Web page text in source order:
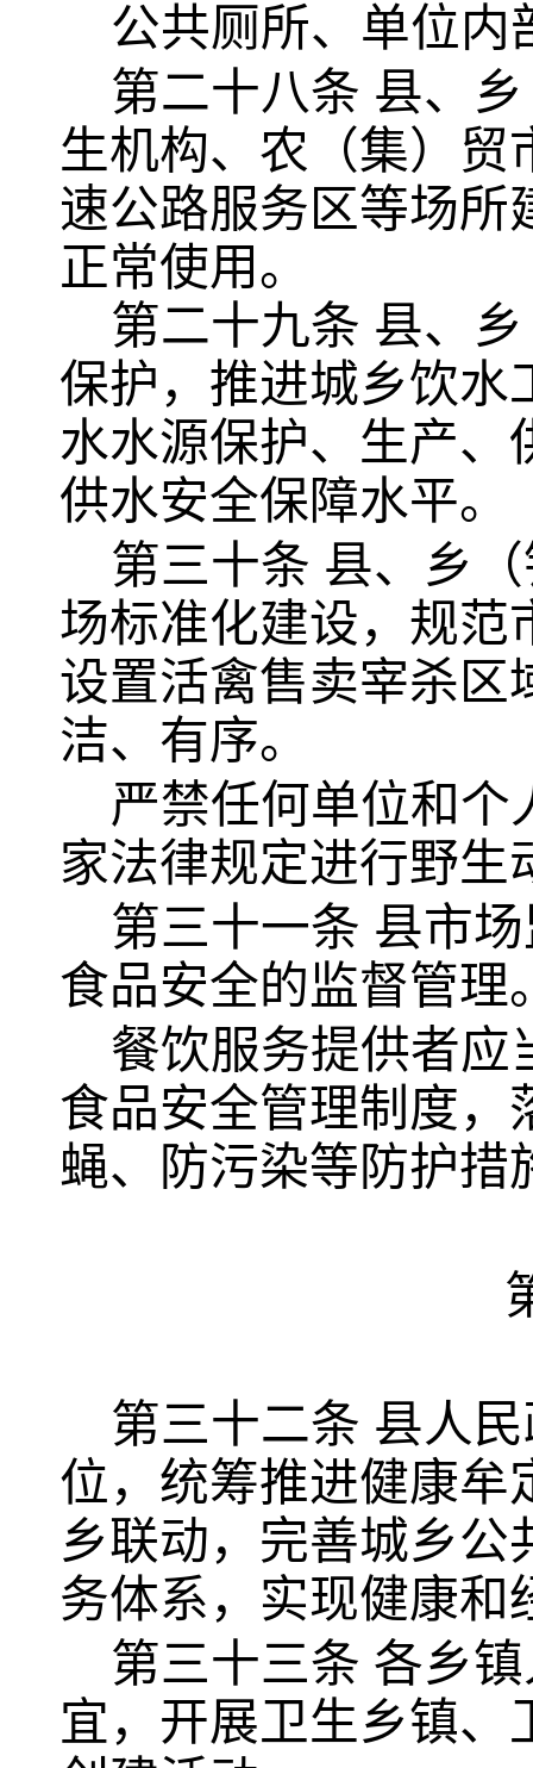
公共厕所、单位内
第二十八条 县、
生机构、农（集）贸
速公路服务区等场所
正常使用。
第二十九条 县、
保护，推进城乡饮水
水水源保护、生产、
供水安全保障水平。
第三十条 县、乡
场标准化建设，规范
设置活禽售卖宰杀区
洁、有序。
严禁任何单位和个
家法律规定进行野生
第三十一条 县市
食品安全的监督管理
餐饮服务提供者应
食品安全管理制度，
蝇、防污染等防护措
第三十二条 县人
位，统筹推进健康牟
乡联动，完善城乡
务体系，实现健康和
第三十三条 各乡
宜，开展卫生乡镇、